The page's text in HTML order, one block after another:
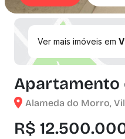
Ver mais imóveis em
Apartamento
Alameda do Morro,
R$